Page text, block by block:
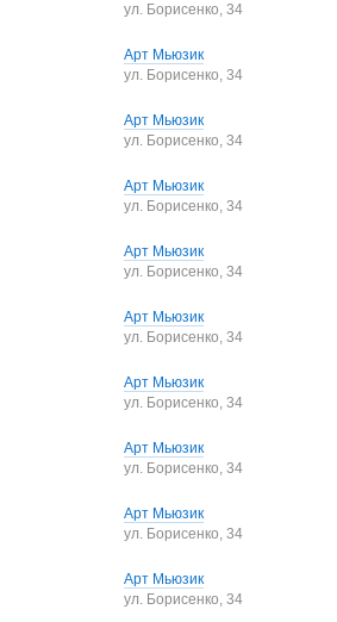
ул. Борисенко, 34
Арт Мьюзик
ул. Борисенко, 34
Арт Мьюзик
ул. Борисенко, 34
Арт Мьюзик
ул. Борисенко, 34
Арт Мьюзик
ул. Борисенко, 34
Арт Мьюзик
ул. Борисенко, 34
Арт Мьюзик
ул. Борисенко, 34
Арт Мьюзик
ул. Борисенко, 34
Арт Мьюзик
ул. Борисенко, 34
Арт Мьюзик
ул. Борисенко, 34